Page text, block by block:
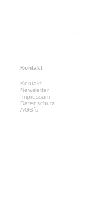
Kontakt
Kontakt
Newsletter
Impressum
Datenschutz
AGB´s